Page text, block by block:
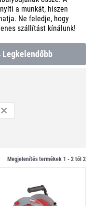
a munkát, hiszen
Ne feledje, hogy
szállítást kínálunk!
Legkelendőbb
Megjelenítés termékek 1 - 2 tól 2